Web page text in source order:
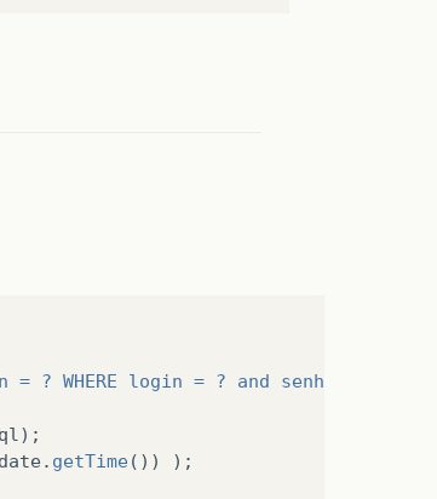
= ? WHERE login = ? and senha = ?"
);
date. getTime())
);